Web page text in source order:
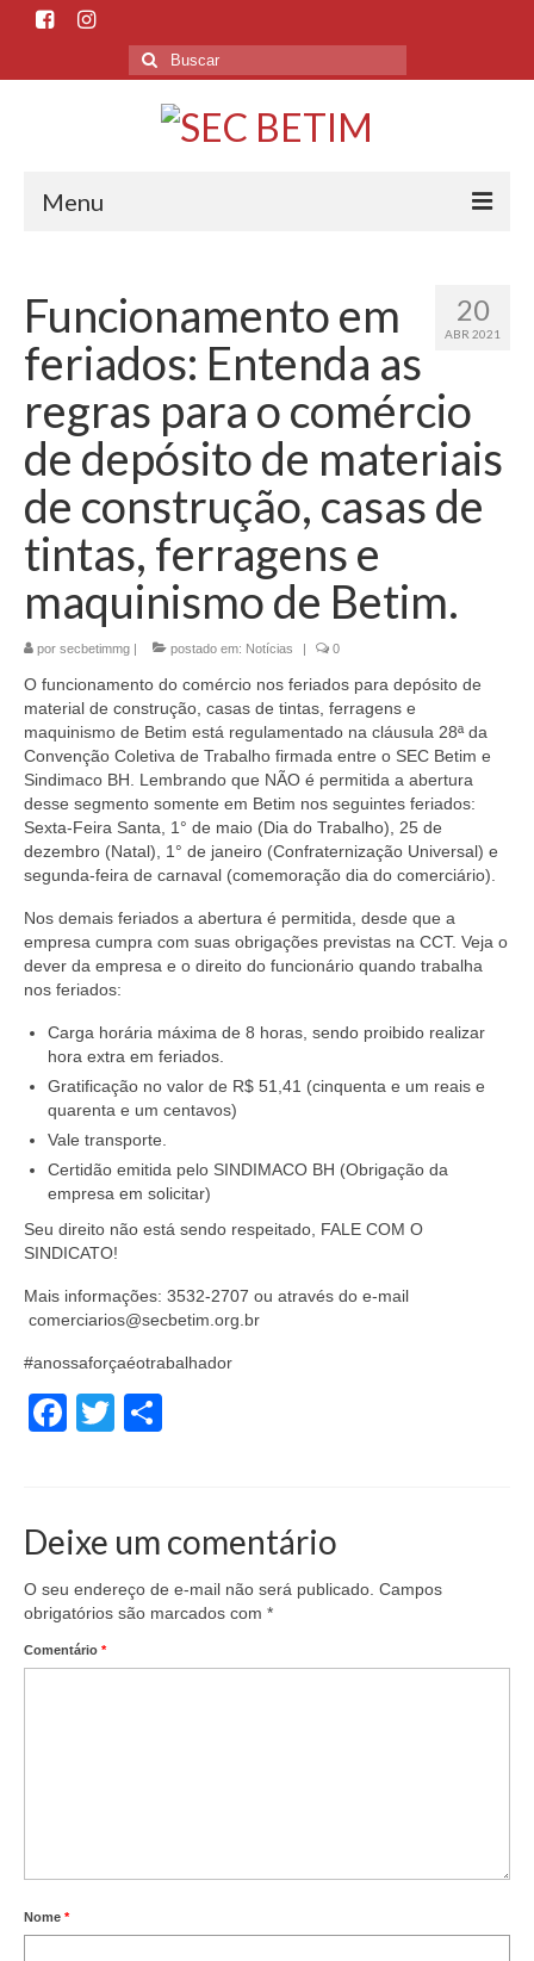
Menu
O Sindicato
Histórico
Sede e Subsedes
Departamentos
Esporte e Cultura
Jurídico
Saúde do Trabalhador
Formação Política
Mulheres Trabalhadoras
Homologação
Vídeos
Convenções
Material de construção tintas, ferragens e
maquinismo de Betim
ACT’s
Notícias
Fotos
Contato
20
ABR 2021
Funcionamento em
feriados: Entenda as
regras para o comércio
de depósito de materiais
de construção, casas de
tintas, ferragens e
maquinismo de Betim.
por secbetimmg | postado em: Notícias | 0
O funcionamento do comércio nos feriados para depósito de
material de construção, casas de tintas, ferragens e
maquinismo de Betim está regulamentado na cláusula 28ª da
Convenção Coletiva de Trabalho firmada entre o SEC Betim e
Sindimaco BH. Lembrando que NÃO é permitida a abertura
desse segmento somente em Betim nos seguintes feriados:
Sexta-Feira Santa, 1° de maio (Dia do Trabalho), 25 de
dezembro (Natal), 1° de janeiro (Confraternização Universal) e
segunda-feira de carnaval (comemoração dia do comerciário).
Nos demais feriados a abertura é permitida, desde que a
empresa cumpra com suas obrigações previstas na CCT. Veja o
dever da empresa e o direito do funcionário quando trabalha
nos feriados:
Carga horária máxima de 8 horas, sendo proibido realizar
hora extra em feriados.
Gratificação no valor de R$ 51,41 (cinquenta e um reais e
quarenta e um centavos)
Vale transporte.
Certidão emitida pelo SINDIMACO BH (Obrigação da
empresa em solicitar)
Seu direito não está sendo respeitado, FALE COM O
SINDICATO!
Mais informações: 3532-2707 ou através do e-mail
comerciarios@secbetim.org.br
#anossaforçaéotrabalhador
Facebook
Twitter
Deixe um comentário
O seu endereço de e-mail não será publicado. Campos
obrigatórios são marcados com *
Comentário *
Nome *